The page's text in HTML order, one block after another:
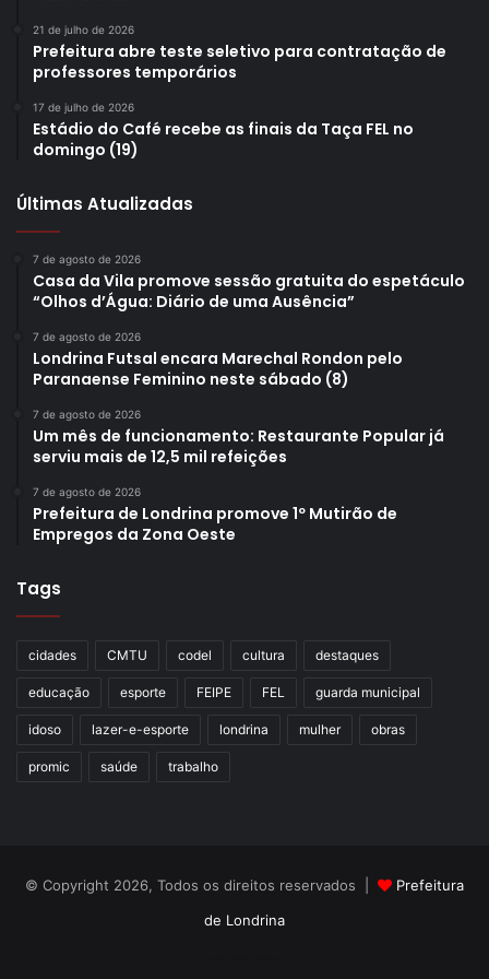
Gostei 1
Secretaria Municipal de Agricultura e Abastecimento
Secretaria Municipal de Recursos Humanos
21 de julho de 2026
Prefeitura abre teste seletivo para contratação de
professores temporários
17 de julho de 2026
Estádio do Café recebe as finais da Taça FEL no
domingo (19)
Últimas Atualizadas
7 de agosto de 2026
Casa da Vila promove sessão gratuita do espetáculo
“Olhos d’Água: Diário de uma Ausência”
7 de agosto de 2026
Londrina Futsal encara Marechal Rondon pelo
Paranaense Feminino neste sábado (8)
7 de agosto de 2026
Um mês de funcionamento: Restaurante Popular já
serviu mais de 12,5 mil refeições
7 de agosto de 2026
Prefeitura de Londrina promove 1º Mutirão de
Empregos da Zona Oeste
Tags
cidades CMTU codel cultura destaques
educação esporte FEIPE FEL guarda municipal
idoso lazer-e-esporte londrina mulher obras
promic saúde trabalho
© Copyright 2026, Todos os direitos reservados |
Prefeitura
de Londrina